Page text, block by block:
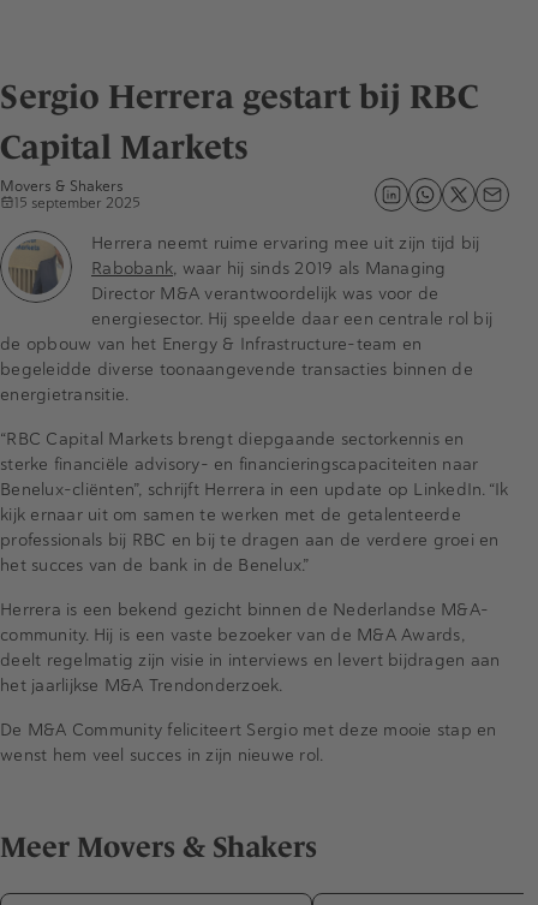
Sergio Herrera gestart bij RBC
Capital Markets
Movers & Shakers
15 september 2025
Herrera neemt ruime ervaring mee uit zijn tijd bij
Rabobank, waar hij sinds 2019 als Managing
Director M&A verantwoordelijk was voor de
energiesector. Hij speelde daar een centrale rol bij
de opbouw van het Energy & Infrastructure-team en
begeleidde diverse toonaangevende transacties binnen de
energietransitie.
“RBC Capital Markets brengt diepgaande sectorkennis en
sterke financiële advisory- en financieringscapaciteiten naar
Benelux-cliënten”, schrijft Herrera in een update op LinkedIn. “Ik
kijk ernaar uit om samen te werken met de getalenteerde
professionals bij RBC en bij te dragen aan de verdere groei en
het succes van de bank in de Benelux.”
Herrera is een bekend gezicht binnen de Nederlandse M&A-
community. Hij is een vaste bezoeker van de M&A Awards,
deelt regelmatig zijn visie in interviews en levert bijdragen aan
het jaarlijkse M&A Trendonderzoek.
De M&A Community feliciteert Sergio met deze mooie stap en
wenst hem veel succes in zijn nieuwe rol.
Meer Movers & Shakers